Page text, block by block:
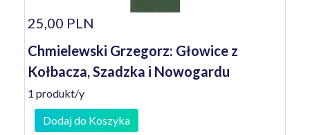
25,00 PLN
Chmielewski Grzegorz: Głowice z
Kołbacza, Szadzka i Nowogardu
1 produkt/y
Dodaj do Koszyka